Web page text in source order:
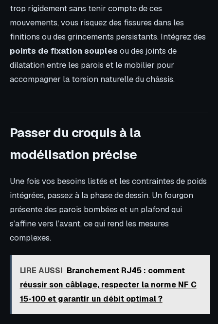
trop rigidement sans tenir compte de ces
mouvements, vous risquez des fissures dans les
finitions ou des grincements persistants. Intégrez des
points de fixation souples ou des joints de
dilatation entre les parois et le mobilier pour
accompagner la torsion naturelle du châssis.
Passer du croquis à la
modélisation précise
Une fois vos besoins listés et les contraintes de poids
intégrées, passez à la phase de dessin. Un fourgon
présente des parois bombées et un plafond qui
s’affine vers l’avant, ce qui rend les mesures
complexes.
LIRE AUSSI Branchement RJ45 : comment
réussir son câblage, respecter la norme NF C
15-100 et garantir un débit optimal ?